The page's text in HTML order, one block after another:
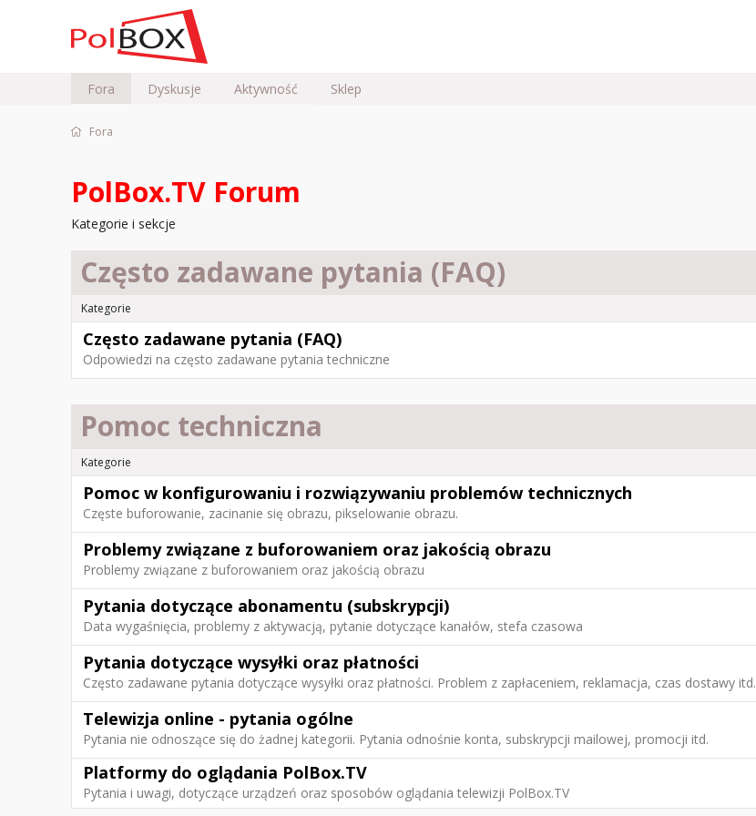
Fora Dyskusje Aktywność Sklep
Fora
PolBox.TV Forum
Kategorie i sekcje
Często zadawane pytania (FAQ)
Kategorie
Często zadawane pytania (FAQ)
Odpowiedzi na często zadawane pytania techniczne
Pomoc techniczna
Kategorie
Pomoc w konfigurowaniu i rozwiązywaniu problemów technicznych
Częste buforowanie, zacinanie się obrazu, pikselowanie obrazu.
Problemy związane z buforowaniem oraz jakością obrazu
Problemy związane z buforowaniem oraz jakością obrazu
Pytania dotyczące abonamentu (subskrypcji)
Data wygaśnięcia, problemy z aktywacją, pytanie dotyczące kanałów, stefa czasowa
Pytania dotyczące wysyłki oraz płatności
Często zadawane pytania dotyczące wysyłki oraz płatności. Problem z zapłaceniem, reklamacja, czas dostawy itd.
Telewizja online - pytania ogólne
Pytania nie odnoszące się do żadnej kategorii. Pytania odnośnie konta, subskrypcji mailowej, promocji itd.
Platformy do oglądania PolBox.TV
Pytania i uwagi, dotyczące urządzeń oraz sposobów oglądania telewizji PolBox.TV